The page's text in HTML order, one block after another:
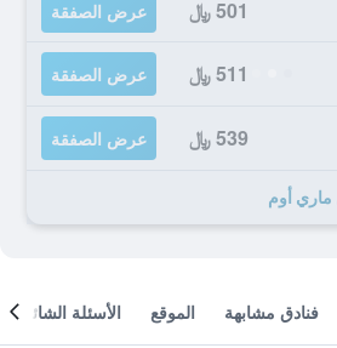
501 ﷼ عرض الصفقة
511 ﷼ عرض الصفقة
539 ﷼ عرض الصفقة
فنادق مشابهة الموقع الأسئلة الشائعة